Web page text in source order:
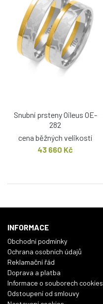
Snubní prsteny Oileus OE-
282
cena běžných velikostí
43 660 Kč
INFORMACE
Obchodní podmínky
Ochrana osobních údajů
Reklamační řád
Doprava a platba
Informace o souborech cookies
Odstoupení od smlouvy